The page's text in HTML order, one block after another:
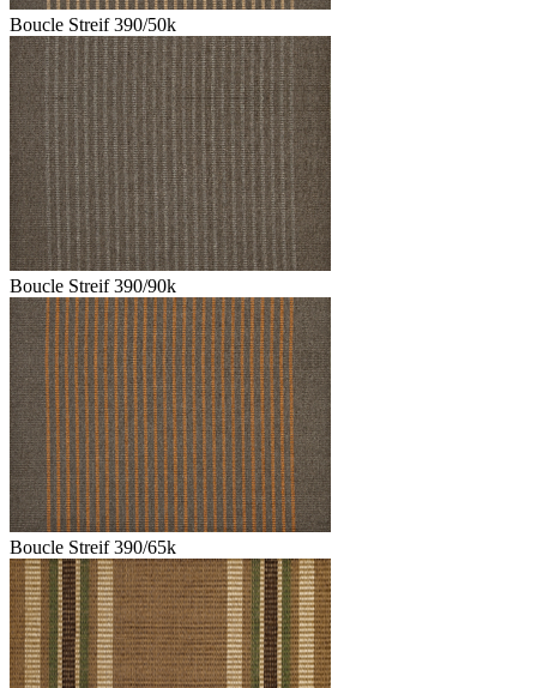
Boucle Streif 390/50k
Boucle Streif 390/90k
Boucle Streif 390/65k